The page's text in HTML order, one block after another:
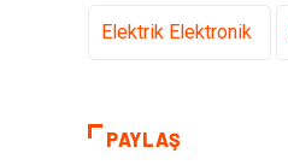
Elektrik Elektronik
PAYLAŞ